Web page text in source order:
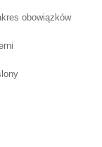
obowiązków